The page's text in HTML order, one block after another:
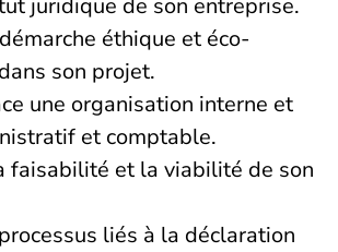
juridique de son entreprise.
éthique et éco-
son projet.
une organisation interne et
et comptable.
faisabilité et la viabilité de son
liés à la déclaration